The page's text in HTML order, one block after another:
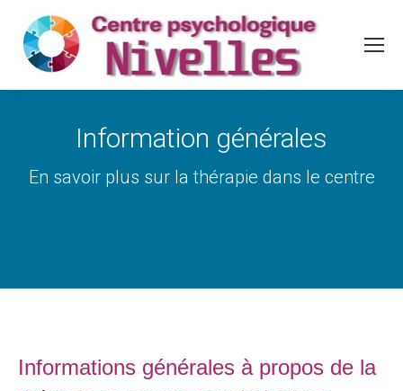
Information générales
En savoir plus sur la thérapie dans le centre
Vous êtes ici :
Informations générales à propos de la